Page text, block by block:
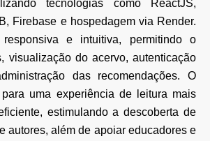
tecnologias como ReactJS,
Firebase e hospedagem via Render.
e intuitiva, permitindo o
visualização do acervo, autenticação
das recomendações. O
uma experiência de leitura mais
estimulando a descoberta de
autores, além de apoiar educadores e